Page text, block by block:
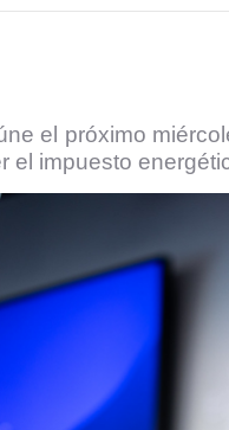
el próximo
el impuesto